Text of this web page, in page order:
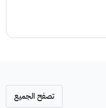
تصفح الجميع